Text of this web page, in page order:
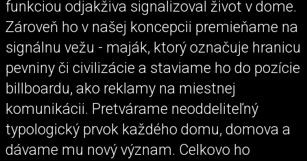
funkciou odjakživa signalizoval život v dome.
Zároveň ho v našej koncepcii premieňame na
signálnu vežu - maják, ktorý označuje hranicu
pevniny či civilizácie a staviame ho do pozície
billboardu, ako reklamy na miestnej
komunikácii. Pretvárame neoddeliteľný
typologický prvok každého domu, domova a
dávame mu nový význam. Celkovo ho